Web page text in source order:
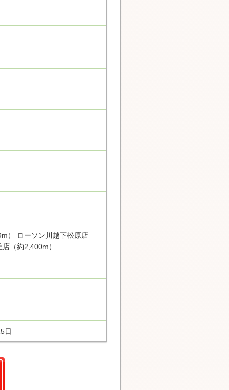
） ローソン川越下松原店
（約2,400m）
日